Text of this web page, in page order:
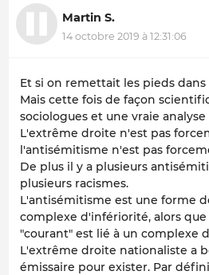
Martin S.
14 octobre 2019 à 12:31:06
Et si on remettait les pieds dans
Mais cette fois de façon
sociologues et une vraie
L'extrême droite n'est pas
l'antisémitisme n'est pas
De plus il y a plusieurs
plusieurs racismes.
L'antisémitisme est une forme
complexe d'infériorité, alors
"courant" est lié à un complexe
L'extrême droite nationaliste a
émissaire pour exister. Par